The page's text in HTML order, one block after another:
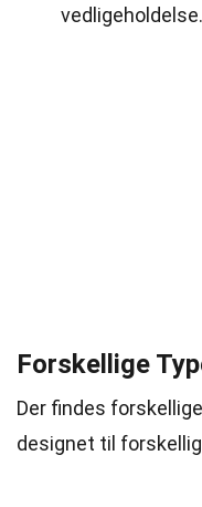
vedligeholdelse.
Forskellige
Der findes
designet til